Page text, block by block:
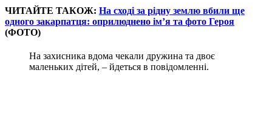
ЧИТАЙТЕ ТАКОЖ: На сході за рідну землю вбили ще
одного закарпатця: оприлюднено ім’я та фото Героя
(ФОТО)
На захисника вдома чекали дружина та двоє
маленьких дітей, – йдеться в повідомленні.